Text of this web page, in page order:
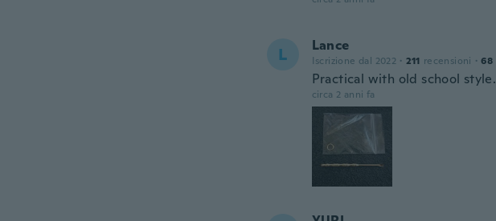
L Lance
Iscrizione dal 2022 · 211 recensioni · 68
Practical with old school style.
circa 2 anni fa